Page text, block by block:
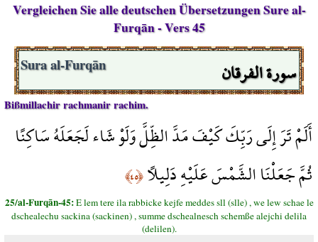
Vergleichen Sie alle deutschen Übersetzungen Sure al-
Furqān - Vers 45
سورة الفرقان Sura al-Furqān
Bißmillachir rachmanir rachim.
أَلَمْ تَرَ إِلَى رَبِّكَ كَيْفَ مَدَّ الظِّلَّ وَلَوْ شَاء لَجَعَلَهُ سَاكِنًا
ثُمَّ جَعَلْنَا الشَّمْسَ عَلَيْهِ دَلِيلًا﴿٤٥﴾
25/al-Furqān-45:E lem tere ila rabbicke kejfe meddes sll (slle) , we lew schae le
dschealechu sackina (sackinen) , summe dschealnesch schemße alejchi delila
(delilen).